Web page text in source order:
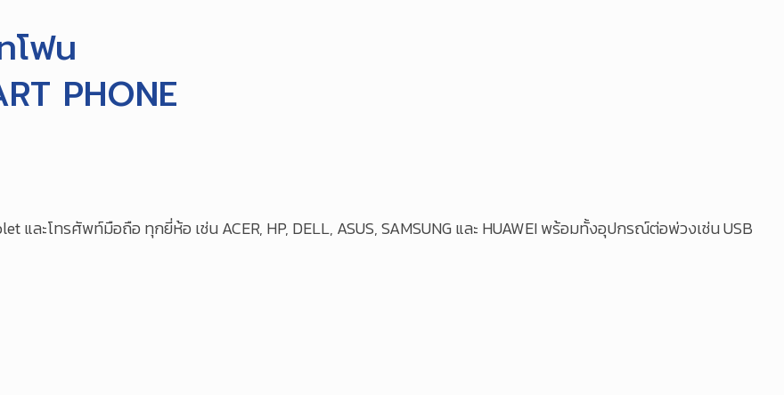
โฟน
PHONE
และโทรศัพท์มือถือ ทุกยี่ห้อ เช่น ACER, HP, DELL, ASUS, SAMSUNG และ HUAWEI พร้อมทั้งอุปกรณ์ต่อพ่วงเช่น USB